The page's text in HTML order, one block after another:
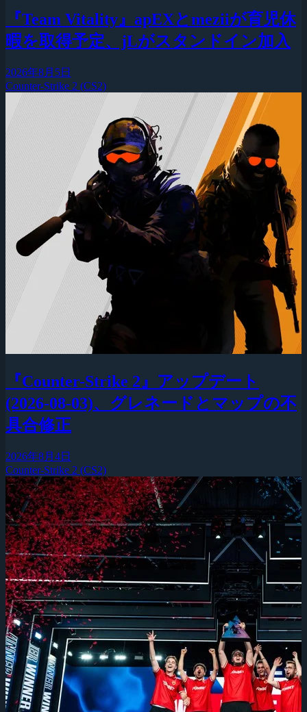
『Team Vitality』apEXとmeziiが育児休
暇を取得予定、jLがスタンドイン加入
2026年8月5日
Counter-Strike 2 (CS2)
『Counter-Strike 2』アップデート
(2026-08-03)、グレネードとマップの不
具合修正
2026年8月4日
Counter-Strike 2 (CS2)